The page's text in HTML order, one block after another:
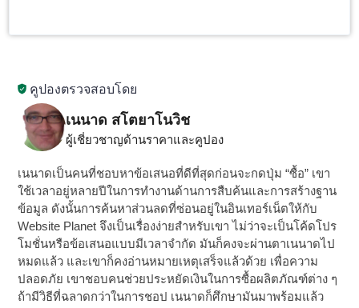
คูปองตรวจสอบโดย
เนนาด สโตยาโนวิช
ผู้เชี่ยวชาญด้านราคาและคูปอง
เนนาดเป็นคนที่ชอบหาข้อเสนอที่ดีที่สุดก่อนจะกดปุ่ม “ซื้อ” เขา
ใช้เวลาอยู่หลายปีในการทำงานด้านการสืบค้นและการสร้างฐาน
ข้อมูล ดังนั้นการค้นหาส่วนลดที่ซ่อนอยู่ในอินเทอร์เน็ตให้กับ
Website Planet จึงเป็นเรื่องง่ายสำหรับเขา ไม่ว่าจะเป็นโค้ดโปร
โมชั่นหรือข้อเสนอแบบมีเวลาจำกัด มันก็คงจะผ่านตาเนนาดไป
หมดแล้ว และเขาก็คงอ่านหมายเหตุเสร็จแล้วด้วย เพื่อความ
ปลอดภัย เขาชอบคนช่วยประหยัดเงินในการซื้อผลิตภัณฑ์ต่าง ๆ
ถ้ามีวิธีที่ฉลาดกว่าในการชอป เนนาดก็ศึกษามันมาพร้อมแล้ว